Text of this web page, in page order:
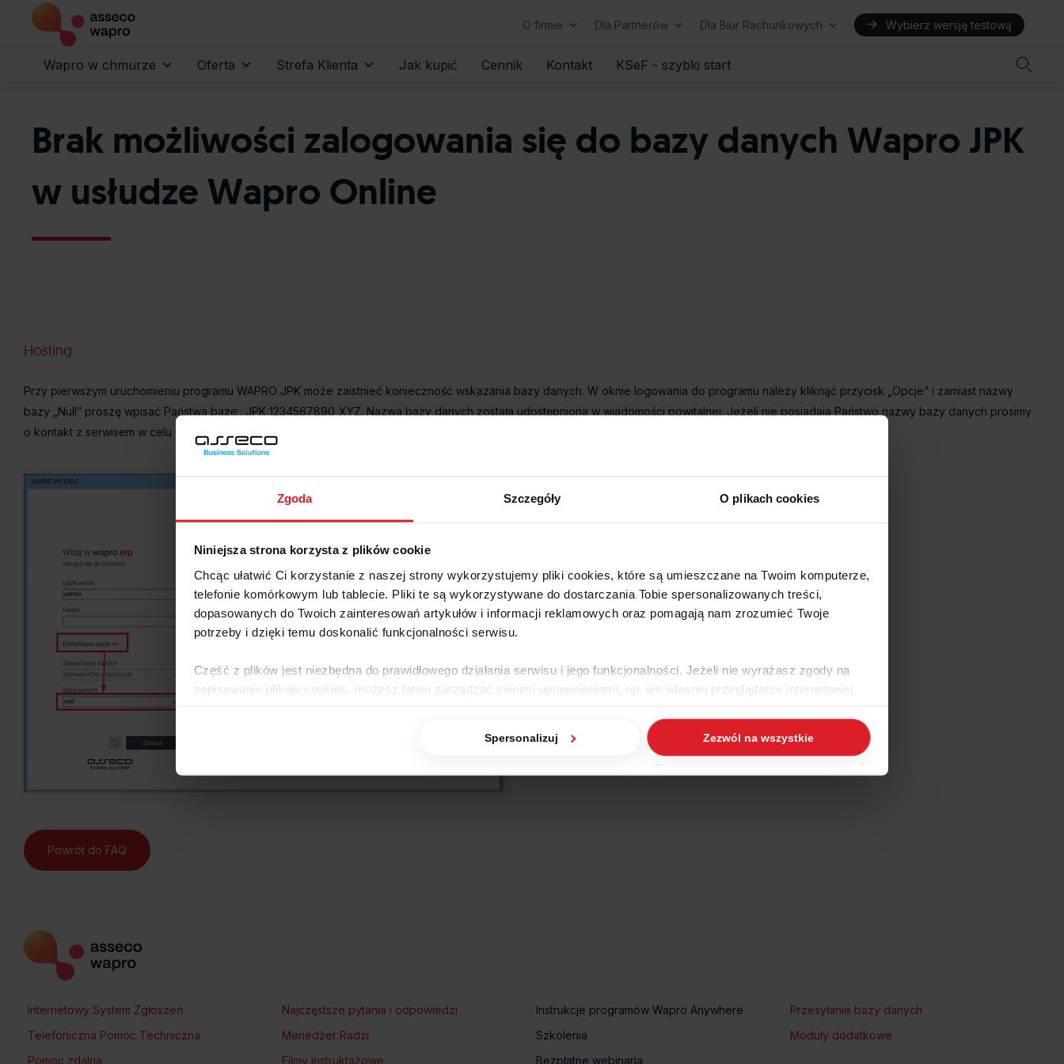
Zgoda Szczegóły O plikach cookies
Niniejsza strona korzysta z plików cookie
Chcąc ułatwić Ci korzystanie z naszej strony wykorzystujemy pliki cookies, które są umieszczane na Twoim komputerze,
telefonie komórkowym lub tablecie. Pliki te są wykorzystywane do dostarczania Tobie spersonalizowanych treści,
dopasowanych do Twoich zainteresowań artykułów i informacji reklamowych oraz pomagają nam zrozumieć Twoje
potrzeby i dzięki temu doskonalić funkcjonalności serwisu.
Część z plików jest niezbędna do prawidłowego działania serwisu i jego funkcjonalności. Jeżeli nie wyrażasz zgody na
zapisywanie plików cookies, możesz łatwo zarządzać swoimi uprawnieniami, np. we własnej przeglądarce internetowej
Spersonalizuj Zezwól na wszystkie
O firmie Dla Partnerów Dla Biur Rachunkowych Wybierz wersję testową
to
Wapro w chmurze Oferta Strefa Klienta Jak kupić Cennik Kontakt KSeF - szybki start 
Brak możliwości zalogowania się do bazy danych Wapro JPK
w usłudze Wapro Online
Hosting
Przy pierwszym uruchomieniu programu WAPRO JPK może zaistnieć konieczność wskazania bazy danych. W oknie logowania do programu należy kliknąć przycisk „Opcje” i zamiast nazwy
bazy „Null” proszę wpisać Państwa bazę: JPK_1234567890_XYZ. Nazwa bazy danych została udostępniona w wiadomości powitalnej. Jeżeli nie posiadają Państwo nazwy bazy danych prosimy
o kontakt z serwisem w celu uzyskania jej nazwy.
Powrót do FAQ
Internetowy System Zgłoszeń
Telefoniczna Pomoc Techniczna
Pomoc zdalna
Najczęstsze pytania i odpowiedzi
Menedżer Radzi
Filmy instruktażowe
Instrukcje programów Wapro Anywhere
Szkolenia
Bezpłatne webinaria
Przesyłanie bazy danych
Moduły dodatkowe